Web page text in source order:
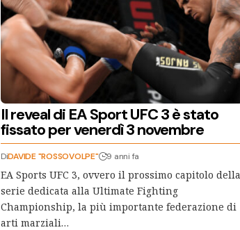
Il reveal di EA Sport UFC 3 è stato
fissato per venerdì 3 novembre
DiDAVIDE "ROSSOVOLPE" 9 anni fa
EA Sports UFC 3, ovvero il prossimo capitolo della
serie dedicata alla Ultimate Fighting
Championship, la più importante federazione di
arti marziali…